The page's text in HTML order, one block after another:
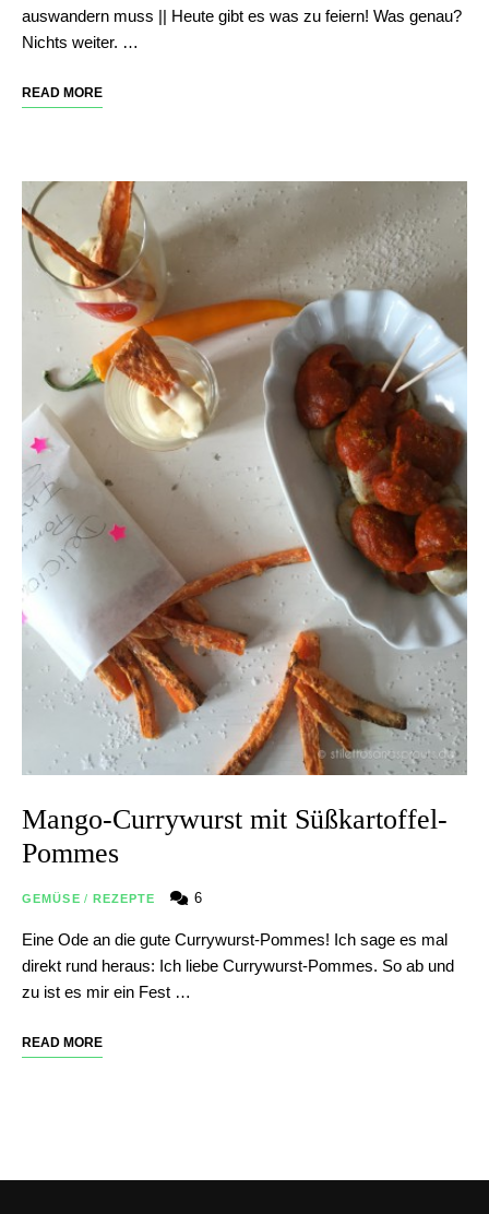
auswandern muss || Heute gibt es was zu feiern! Was genau?
Nichts weiter. …
READ MORE
Mango-Currywurst mit Süßkartoffel-
Pommes
GEMÜSE / REZEPTE 6
Eine Ode an die gute Currywurst-Pommes! Ich sage es mal
direkt rund heraus: Ich liebe Currywurst-Pommes. So ab und
zu ist es mir ein Fest …
READ MORE